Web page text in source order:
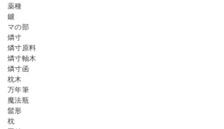
薬種
鑢
マの部
燐寸
燐寸原料
燐寸軸木
燐寸函
枕木
万年筆
魔法瓶
髷形
枕